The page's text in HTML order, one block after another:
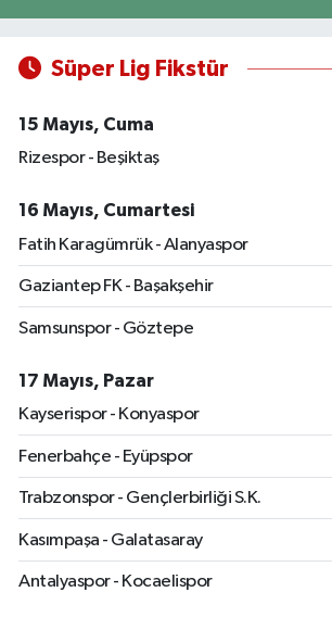
Süper Lig Fikstür
15 Mayıs, Cuma
Rizespor - Beşiktaş
16 Mayıs, Cumartesi
Fatih Karagümrük - Alanyaspor
Gaziantep FK - Başakşehir
Samsunspor - Göztepe
17 Mayıs, Pazar
Kayserispor - Konyaspor
Fenerbahçe - Eyüpspor
Trabzonspor - Gençlerbirliği S.K.
Kasımpaşa - Galatasaray
Antalyaspor - Kocaelispor